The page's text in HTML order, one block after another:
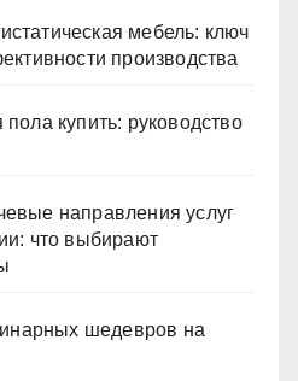
мебель: ключ
производства
купить: руководство
направления услуг
что выбирают
шедевров на